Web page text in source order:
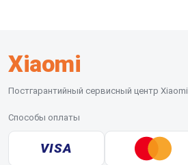
Xiaomi
Постгарантийный сервисный центр Xiaomi
Способы оплаты
VISA